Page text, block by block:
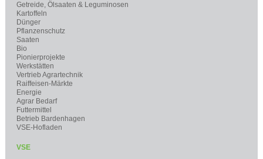
Getreide, Ölsaaten & Leguminosen
Kartoffeln
Dünger
Pflanzenschutz
Saaten
Bio
Pionierprojekte
Werkstätten
Vertrieb Agrartechnik
Raiffeisen-Märkte
Energie
Agrar Bedarf
Futtermittel
Betrieb Bardenhagen
VSE-Hofladen
VSE